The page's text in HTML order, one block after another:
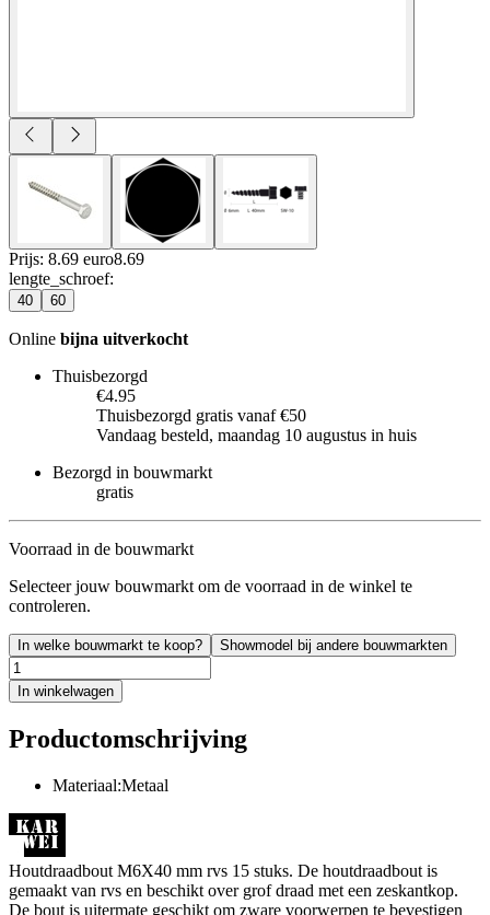
Prijs: 8.69 euro8.69
lengte_schroef:
40 60
Online bijna uitverkocht
Thuisbezorgd
€4.95
Thuisbezorgd gratis vanaf €50
Vandaag besteld, maandag 10 augustus in huis
Bezorgd in bouwmarkt
gratis
Voorraad in de bouwmarkt
Selecteer jouw bouwmarkt om de voorraad in de winkel te
controleren.
In welke bouwmarkt te koop? Showmodel bij andere bouwmarkten
In winkelwagen
Productomschrijving
Materiaal:Metaal
Houtdraadbout M6X40 mm rvs 15 stuks. De houtdraadbout is
gemaakt van rvs en beschikt over grof draad met een zeskantkop.
De bout is uitermate geschikt om zware voorwerpen te bevestigen